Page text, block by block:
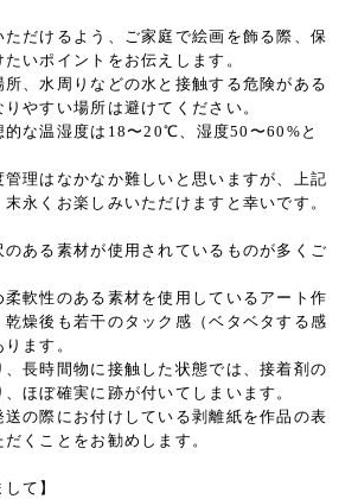
だけるよう、ご家庭で絵画を飾る際、保
いポイントをお伝えします。
、水周りなどの水と接触する危険がある
やすい場所は避けてください。
的な温湿度は18〜20℃、湿度50〜60%と
理はなかなか難しいと思いますが、上記
永くお楽しみいただけますと幸いです。
のある素材が使用されているものが多くご
軟性のある素材を使用しているアート作
燥後も若干のタック感（ベタベタする感
ます。
長時間物に接触した状態では、接着剤の
ほぼ確実に跡が付いてしまいます。
の際にお付けしている剥離紙を作品の表
くことをお勧めします。
て】